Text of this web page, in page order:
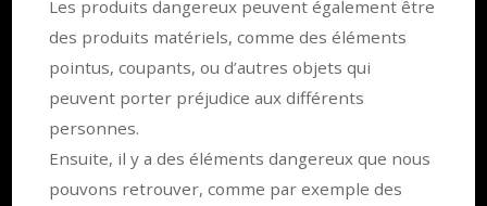
Les produits dangereux peuvent également être
des produits matériels, comme des éléments
pointus, coupants, ou d’autres objets qui
peuvent porter préjudice aux différents
personnes.
Ensuite, il y a des éléments dangereux que nous
pouvons retrouver, comme par exemple des